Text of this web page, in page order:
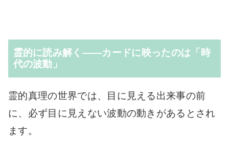
霊的に読み解く――カードに映ったのは「時
代の波動」
霊的真理の世界では、目に見える出来事の前
に、必ず目に見えない波動の動きがあるとされ
ます。